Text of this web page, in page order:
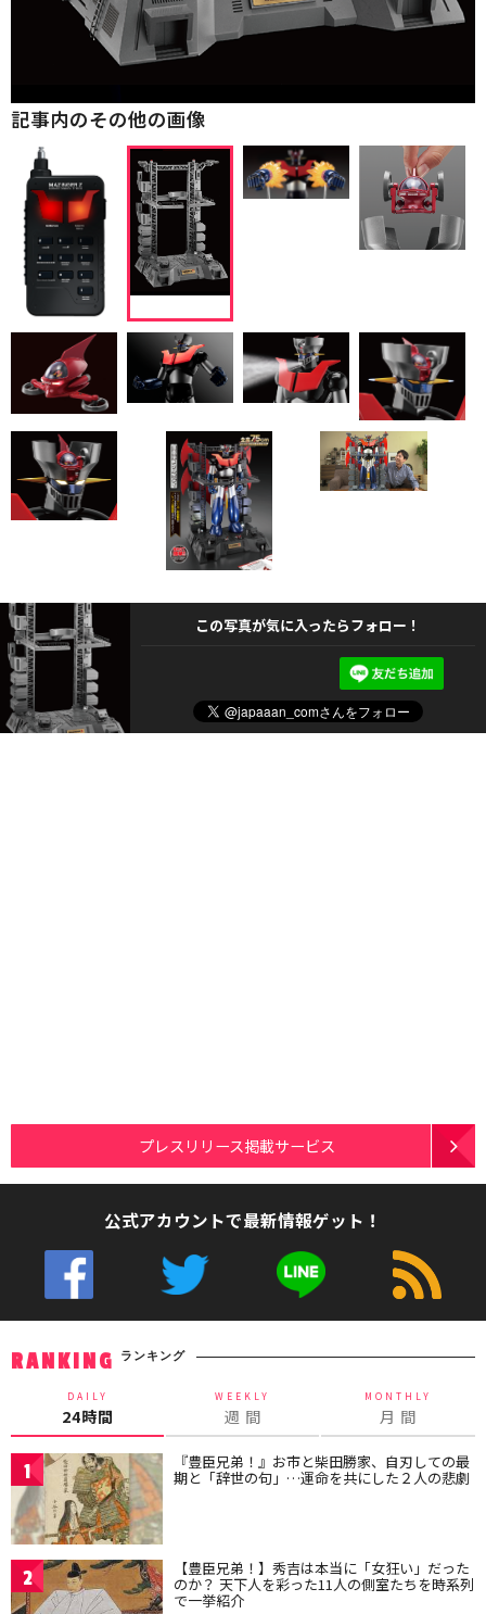
記事内のその他の画像
この写真が気に入ったらフォロー！
プレスリリース掲載サービス
公式アカウントで最新情報ゲット！
RANKING ランキング
DAILY
24時間
WEEKLY
週 間
MONTHLY
月 間
1 『豊臣兄弟！』お市と柴田勝家、自刃しての最
期と「辞世の句」…運命を共にした２人の悲劇
2 【豊臣兄弟！】秀吉は本当に「女狂い」だった
のか？ 天下人を彩った11人の側室たちを時系列
で一挙紹介